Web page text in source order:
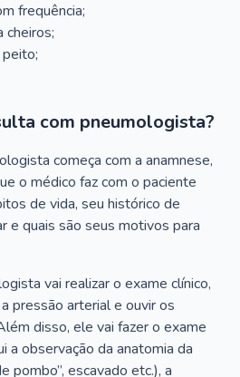
frequência;
cheiros;
com pneumologista?
começa com a anamnese,
o médico faz com o paciente
de vida, seu histórico de
e quais são seus motivos para
vai realizar o exame clínico,
pressão arterial e ouvir os
disso, ele vai fazer o exame
a observação da anatomia da
pombo”, escavado etc.), a